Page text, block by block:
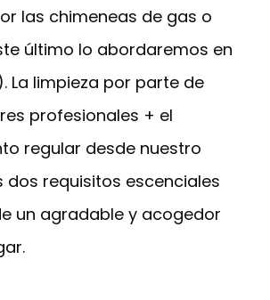
las chimeneas de gas o
último lo abordaremos en
La limpieza por parte de
profesionales + el
regular desde nuestro
dos requisitos escenciales
un agradable y acogedor